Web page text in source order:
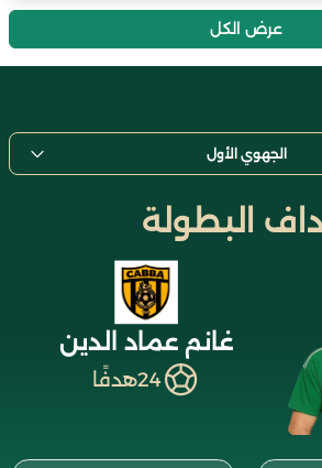
عرض الكل
الجهوي الأول
البطولة
غانم عماد الدين
24هدفًا